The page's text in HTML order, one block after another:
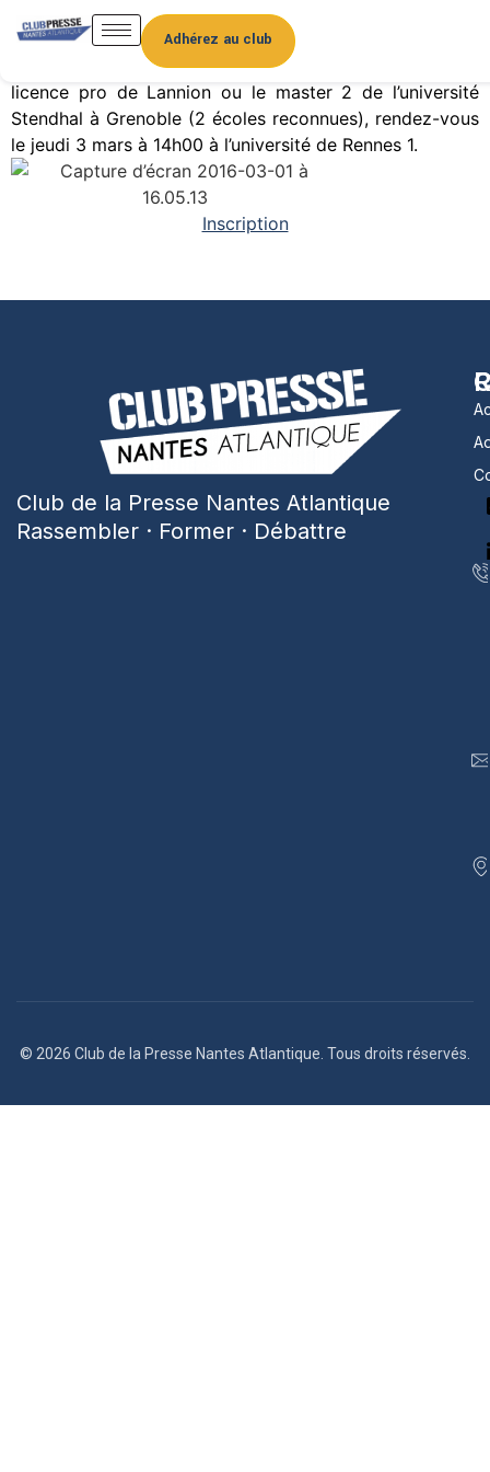
Adhérez au club
Illya, une coopérative de journalistes pigistes, lance la
première démarche collective de
VAE
Si vous souhaitez certifier votre expérience et obtenir la
licence pro de Lannion ou le master 2 de l’université
Stendhal à Grenoble (2 écoles reconnues), rendez-vous
le jeudi 3 mars à 14h00 à l’université de Rennes 1.
Inscription
Club de la Presse Nantes Atlantique
Rassembler · Former · Débattre
© 2026 Club de la Presse Nantes Atlantique. Tous droits réservés.